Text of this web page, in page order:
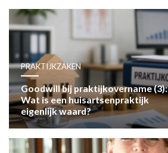
PRAKTIJKZAKEN
Goodwill bij praktijkovername (3):
Wat is een huisartsenpraktijk
eigenlijk waard?